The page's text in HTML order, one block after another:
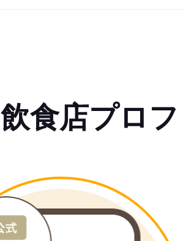
飲食店プロ